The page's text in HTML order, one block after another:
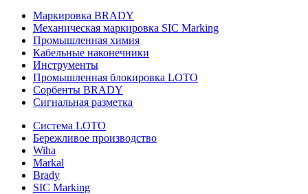
Маркировка BRADY
Механическая маркировка SIC Marking
Промышленная химия
Кабельные наконечники
Инструменты
Промышленная блокировка LOTO
Сорбенты BRADY
Сигнальная разметка
Система LOTO
Бережливое производство
Wiha
Markal
Brady
SIC Marking